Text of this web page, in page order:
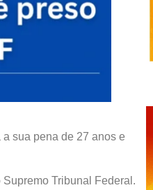
sua pena de 27 anos e
Tribunal Federal.